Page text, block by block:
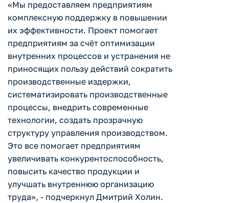
«Мы предоставляем предприятиям
комплексную поддержку в повышении
их эффективности. Проект помогает
предприятиям за счёт оптимизации
внутренних процессов и устранения не
приносящих пользу действий сократить
производственные издержки,
систематизировать производственные
процессы, внедрить современные
технологии, создать прозрачную
структуру управления производством.
Это все помогает предприятиям
увеличивать конкурентоспособность,
повысить качество продукции и
улучшать внутреннюю организацию
труда», - подчеркнул Дмитрий Холин.